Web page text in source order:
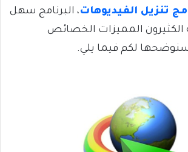
تنزيل الفيديوهات، البرنامج سهل
الكثيرون المميزات الخصائص
سنوضحها لكم فيما يلي.